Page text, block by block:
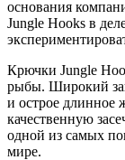
основания
Jungle Hooks в
Крючки Jungle
рыбы. Широкий
и острое длинное
качественную
одной из самых
мире.